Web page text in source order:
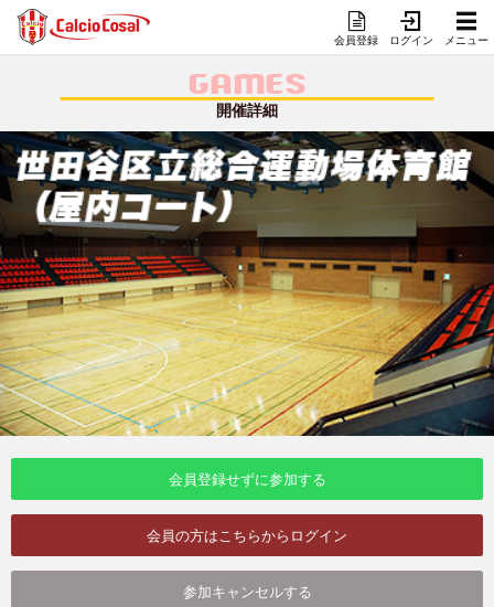
会員登録 ログイン メニュー
GAMES
開催詳細
会員登録せずに参加する
会員の方はこちらからログイン
参加キャンセルする